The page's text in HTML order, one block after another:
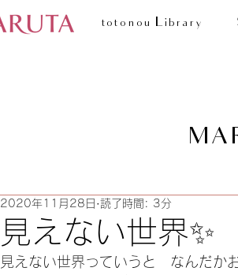
totonou Library
見えない世界✨
2020年11月28日 読了時間: 3分
見えない世界っていうと　なんだか